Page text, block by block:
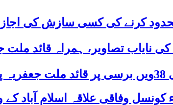
کرنے کی کسی سازش کی
نایاب تصاویر، ہمراہ قائد
کونسل وفاقی علاقہ اسلام